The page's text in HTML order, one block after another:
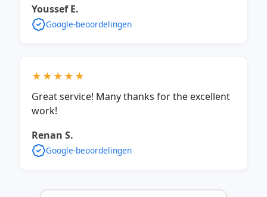
Youssef E.
Google-beoordelingen
★★★★★
Great service! Many thanks for the excellent
work!
Renan S.
Google-beoordelingen